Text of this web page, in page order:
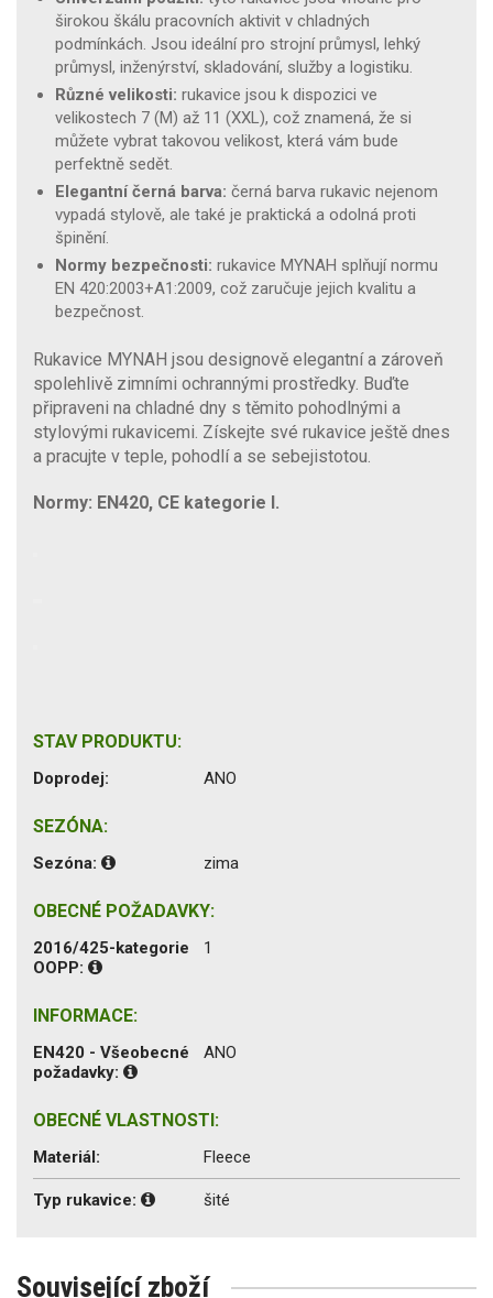
širokou škálu pracovních aktivit v chladných
podmínkách. Jsou ideální pro strojní průmysl, lehký
průmysl, inženýrství, skladování, služby a logistiku.
Různé velikosti: rukavice jsou k dispozici ve
velikostech 7 (M) až 11 (XXL), což znamená, že si
můžete vybrat takovou velikost, která vám bude
perfektně sedět.
Elegantní černá barva: černá barva rukavic nejenom
vypadá stylově, ale také je praktická a odolná proti
špinění.
Normy bezpečnosti: rukavice MYNAH splňují normu
EN 420:2003+A1:2009, což zaručuje jejich kvalitu a
bezpečnost.
Rukavice MYNAH jsou designově elegantní a zároveň
spolehlivě zimními ochrannými prostředky. Buďte
připraveni na chladné dny s těmito pohodlnými a
stylovými rukavicemi. Získejte své rukavice ještě dnes
a pracujte v teple, pohodlí a se sebejistotou.
Normy: EN420, CE kategorie I.
STAV PRODUKTU:
Doprodej: ANO
SEZÓNA:
Sezóna: zima
OBECNÉ POŽADAVKY:
2016/425-kategorie
OOPP:
1
INFORMACE:
EN420 - Všeobecné
požadavky:
ANO
OBECNÉ VLASTNOSTI:
Materiál: Fleece
Typ rukavice: šité
Související zboží